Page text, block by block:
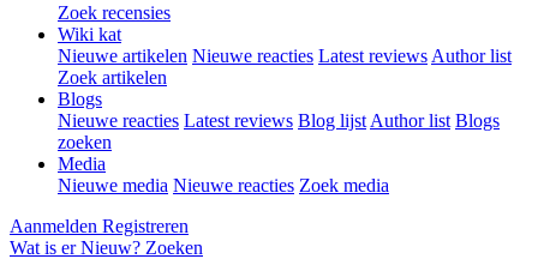
Zoek recensies
Wiki kat
Nieuwe artikelen Nieuwe reacties Latest reviews Author list
Zoek artikelen
Blogs
Nieuwe reacties Latest reviews Blog lijst Author list Blogs
zoeken
Media
Nieuwe media Nieuwe reacties Zoek media
Aanmelden Registreren
Wat is er Nieuw? Zoeken